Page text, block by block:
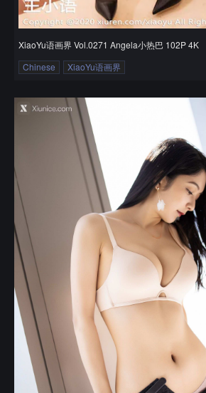
XiaoYu语画界 Vol.0271 Angela小热巴 102P 4K
Chinese
XiaoYu语画界